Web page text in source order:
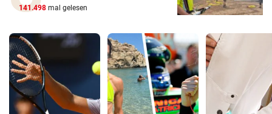
141.498 mal gelesen